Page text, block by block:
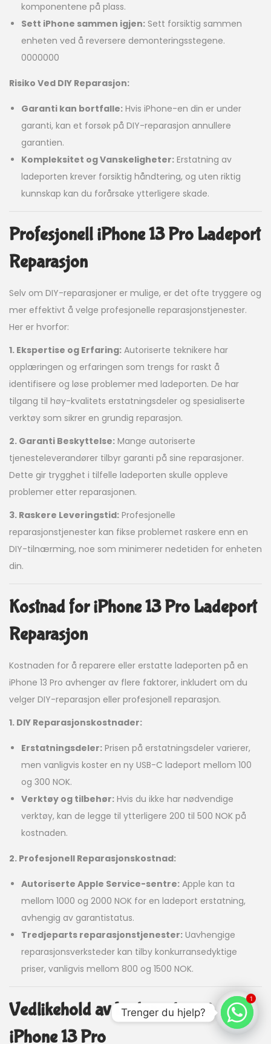
komponentene på plass.
Sett iPhone sammen igjen: Sett forsiktig sammen
enheten ved å reversere demonteringsstegene.
0000000
Risiko Ved DIY Reparasjon:
Garanti kan bortfalle: Hvis iPhone-en din er under
garanti, kan et forsøk på DIY-reparasjon annullere
garantien.
Kompleksitet og Vanskeligheter: Erstatning av
ladeporten krever forsiktig håndtering, og uten riktig
kunnskap kan du forårsake ytterligere skade.
Profesjonell iPhone 13 Pro Ladeport
Reparasjon
Selv om DIY-reparasjoner er mulige, er det ofte tryggere og
mer effektivt å velge profesjonelle reparasjonstjenester.
Her er hvorfor:
1. Ekspertise og Erfaring: Autoriserte teknikere har
opplæringen og erfaringen som trengs for raskt å
identifisere og løse problemer med ladeporten. De har
tilgang til høy-kvalitets erstatningsdeler og spesialiserte
verktøy som sikrer en grundig reparasjon.
2. Garanti Beskyttelse: Mange autoriserte
tjenesteleverandører tilbyr garanti på sine reparasjoner.
Dette gir trygghet i tilfelle ladeporten skulle oppleve
problemer etter reparasjonen.
3. Raskere Leveringstid: Profesjonelle
reparasjonstjenester kan fikse problemet raskere enn en
DIY-tilnærming, noe som minimerer nedetiden for enheten
din.
Kostnad for iPhone 13 Pro Ladeport
Reparasjon
Kostnaden for å reparere eller erstatte ladeporten på en
iPhone 13 Pro avhenger av flere faktorer, inkludert om du
velger DIY-reparasjon eller profesjonell reparasjon.
1. DIY Reparasjonskostnader:
Erstatningsdeler: Prisen på erstatningsdeler varierer,
men vanligvis koster en ny USB-C ladeport mellom 100
og 300 NOK.
Verktøy og tilbehør: Hvis du ikke har nødvendige
verktøy, kan de legge til ytterligere 200 til 500 NOK på
kostnaden.
2. Profesjonell Reparasjonskostnad:
Autoriserte Apple Service-sentre: Apple kan ta
mellom 1000 og 2000 NOK for en ladeport erstatning,
avhengig av garantistatus.
Tredjeparts reparasjonstjenester: Uavhengige
reparasjonsverksteder kan tilby konkurransedyktige
priser, vanligvis mellom 800 og 1500 NOK.
Vedlikehold av Ladeporten på
iPhone 13 Pro
1
Trenger du hjelp?